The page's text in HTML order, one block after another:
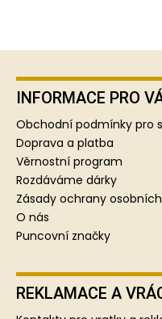
INFORMACE PRO
Obchodní podmínky pro
Doprava a platba
Věrnostní program
Rozdáváme dárky
Zásady ochrany
O nás
Puncovní značky
REKLAMACE A